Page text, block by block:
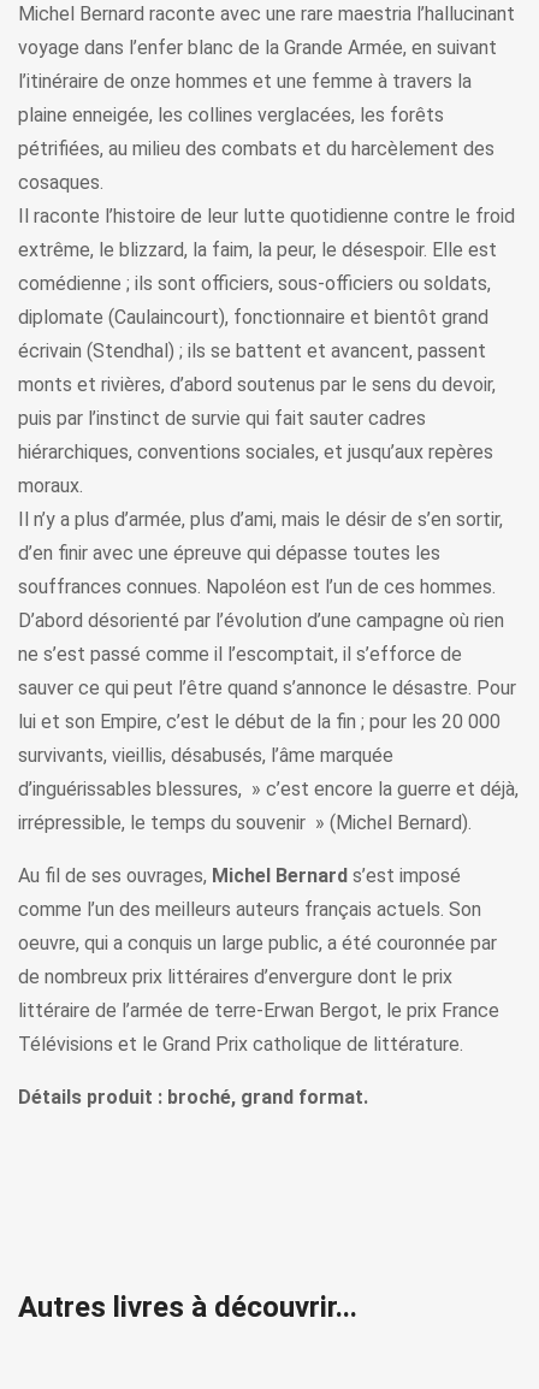
Michel Bernard raconte avec une rare maestria l’hallucinant
voyage dans l’enfer blanc de la Grande Armée, en suivant
l’itinéraire de onze hommes et une femme à travers la
plaine enneigée, les collines verglacées, les forêts
pétrifiées, au milieu des combats et du harcèlement des
cosaques.
Il raconte l’histoire de leur lutte quotidienne contre le froid
extrême, le blizzard, la faim, la peur, le désespoir. Elle est
comédienne ; ils sont officiers, sous-officiers ou soldats,
diplomate (Caulaincourt), fonctionnaire et bientôt grand
écrivain (Stendhal) ; ils se battent et avancent, passent
monts et rivières, d’abord soutenus par le sens du devoir,
puis par l’instinct de survie qui fait sauter cadres
hiérarchiques, conventions sociales, et jusqu’aux repères
moraux.
Il n’y a plus d’armée, plus d’ami, mais le désir de s’en sortir,
d’en finir avec une épreuve qui dépasse toutes les
souffrances connues. Napoléon est l’un de ces hommes.
D’abord désorienté par l’évolution d’une campagne où rien
ne s’est passé comme il l’escomptait, il s’efforce de
sauver ce qui peut l’être quand s’annonce le désastre. Pour
lui et son Empire, c’est le début de la fin ; pour les 20 000
survivants, vieillis, désabusés, l’âme marquée
d’inguérissables blessures, » c’est encore la guerre et déjà,
irrépressible, le temps du souvenir » (Michel Bernard).
Au fil de ses ouvrages, Michel Bernard s’est imposé
comme l’un des meilleurs auteurs français actuels. Son
oeuvre, qui a conquis un large public, a été couronnée par
de nombreux prix littéraires d’envergure dont le prix
littéraire de l’armée de terre-Erwan Bergot, le prix France
Télévisions et le Grand Prix catholique de littérature.
Détails produit : broché, grand format.
Autres livres à découvrir...